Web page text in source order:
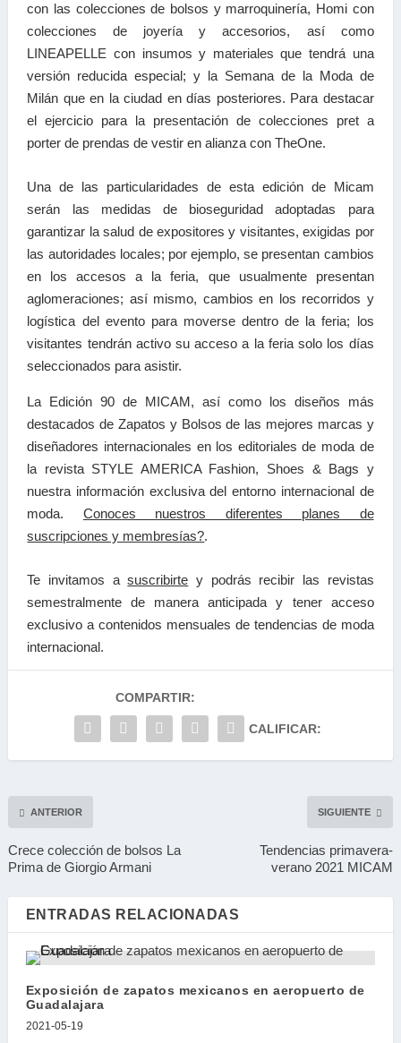
con las colecciones de bolsos y marroquinería, Homi con
colecciones de joyería y accesorios, así como
LINEAPELLE con insumos y materiales que tendrá una
versión reducida especial; y la Semana de la Moda de
Milán que en la ciudad en días posteriores. Para destacar
el ejercicio para la presentación de colecciones pret a
porter de prendas de vestir en alianza con TheOne.
Una de las particularidades de esta edición de Micam
serán las medidas de bioseguridad adoptadas para
garantizar la salud de expositores y visitantes, exigidas por
las autoridades locales; por ejemplo, se presentan cambios
en los accesos a la feria, que usualmente presentan
aglomeraciones; así mismo, cambios en los recorridos y
logística del evento para moverse dentro de la feria; los
visitantes tendrán activo su acceso a la feria solo los días
seleccionados para asistir.
La Edición 90 de MICAM, así como los diseños más
destacados de Zapatos y Bolsos de las mejores marcas y
diseñadores internacionales en los editoriales de moda de
la revista STYLE AMERICA Fashion, Shoes & Bags y
nuestra información exclusiva del entorno internacional de
moda. Conoces nuestros diferentes planes de
suscripciones y membresías?.
Te invitamos asuscribirte y podrás recibir las revistas
semestralmente de manera anticipada y tener acceso
exclusivo a contenidos mensuales de tendencias de moda
internacional.
COMPARTIR:
CALIFICAR:
ANTERIOR
Crece colección de bolsos La
Prima de Giorgio Armani
SIGUIENTE
Tendencias primavera-
verano 2021 MICAM
ENTRADAS RELACIONADAS
Exposición de zapatos mexicanos en aeropuerto de
Guadalajara
2021-05-19